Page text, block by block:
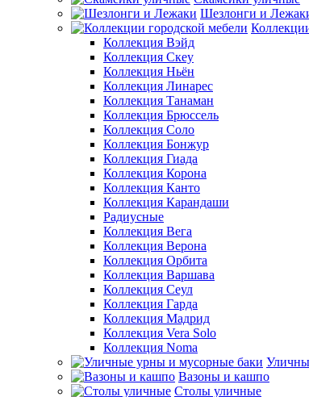
Шезлонги и
Коллекция Вэйд
Коллекция Скеу
Коллекция Ньён
Коллекция Линарес
Коллекция Танаман
Коллекция Брюссель
Коллекция Соло
Коллекция Бонжур
Коллекция Гиада
Коллекция Корона
Коллекция Канто
Коллекция Карандаши
Радиусные
Коллекция Вега
Коллекция Верона
Коллекция Орбита
Коллекция Варшава
Коллекция Сеул
Коллекция Гарда
Коллекция Мадрид
Коллекция Vera Solo
Коллекция Noma
Вазоны и кашпо
Столы уличные